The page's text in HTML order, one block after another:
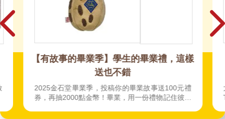
【有故事的畢業季】學生的畢業禮，這樣
送也不錯
2025金石堂畢業季，投稿你的畢業故事送100元禮
券，再抽2000點金幣！畢業，用一份禮物記住彼此